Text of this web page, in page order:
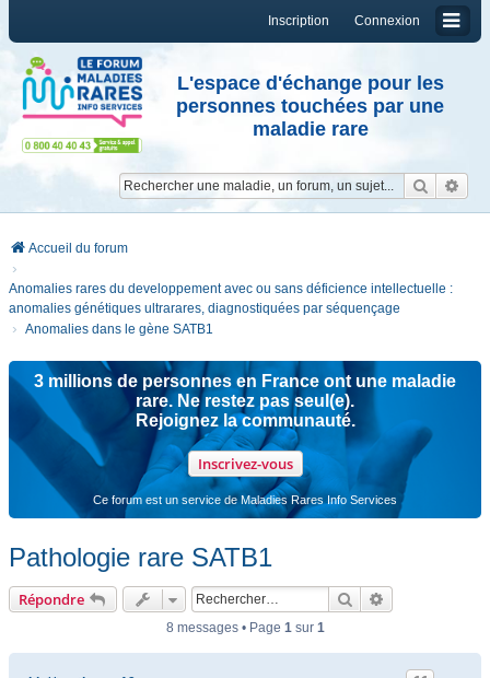
Connexion
Inscription
L'espace d'échange pour les
personnes touchées par une
maladie rare
Accueil du forum
Anomalies rares du developpement avec ou sans déficience intellectuelle :
anomalies génétiques ultrarares, diagnostiquées par séquençage
Anomalies dans le gène SATB1
3 millions de personnes en France ont une maladie
rare. Ne restez pas seul(e).
Rejoignez la communauté.
Inscrivez-vous
Ce forum est un service de Maladies Rares Info Services
Pathologie rare SATB1
Répondre Rechercher
8 messages • Page 1sur 1